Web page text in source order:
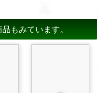
もみています。